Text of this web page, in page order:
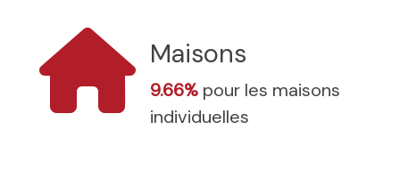
Maisons
9.66% pour les maisons
individuelles